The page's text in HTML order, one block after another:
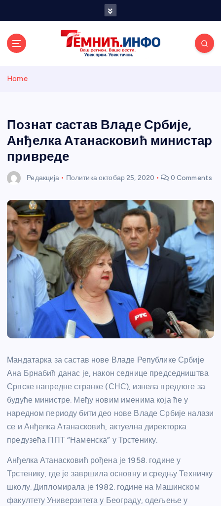
и портал
Home
Познат састав Владе Србије,
Анђелка Атанасковић министар
привреде
Редакција Политикаоктобар 25, 2020 0 Comments
Мандатарка за састав нове Владе Републике Србије
Ана Брнабић данас је, након седнице председништва
Српске напредне странке (СНС), изнела предлоге за
будуће министре. Међу новим именима која ће у
наредном периоду бити део нове Владе Србије налази
се и Анђелка Атанасковић, актуелна директорка
предузећа ППТ “Наменска” у Трстенику.
Анђелка Атанасковић рођена је 1958. године у
Трстенику, где је завршила основну и средњу Техничку
школу. Дипломирала је 1982. године на Машинском
факултету Универзитета у Београду, одељење у